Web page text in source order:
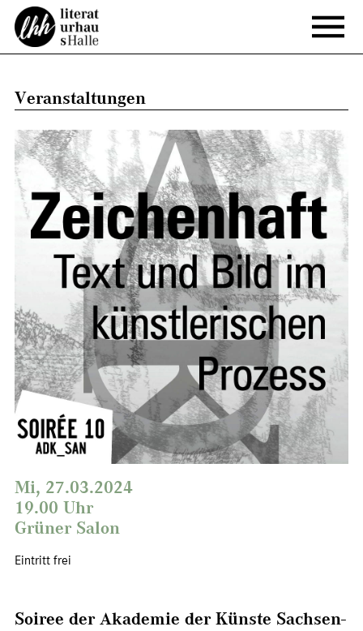
Veranstaltungen
Mi, 27.03.2024
19.00 Uhr
Grüner Salon
Eintritt frei
Soiree der Akademie der Künste Sachsen-